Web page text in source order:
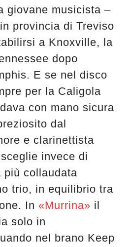
giovane musicista –
provincia di Treviso
a Knoxville, la
dopo
E se nel disco
per la Caligola
con mano sicura
dal
e clarinettista
invece di
più collaudata
trio, in equilibrio tra
In «Murrina» il
solo in
nel brano Keep